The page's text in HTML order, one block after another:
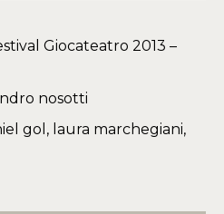
Giocateatro 2013 –
nosotti
gol, laura marchegiani,